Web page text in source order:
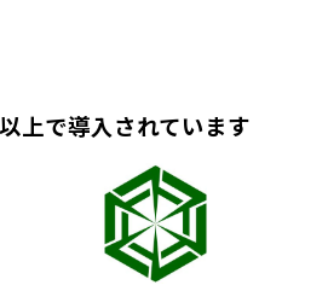
上で導入されています